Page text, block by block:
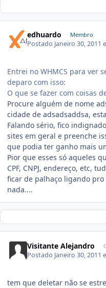
edhuardo Membro
Postado Janeiro 30, 2011
Entrei no WHMCS para ver
deparo com isso:
O que se fazer com coisas
Procure alguém de nome
cidade de adsadsaddsa,
Falando sério, fico
sites em geral e preenche
que podia ter ganho mais
Pior que esses só aqueles
CPF, CNPJ, endereço, etc,
ficar de palhaço ligando
nada....
Visitante Alejandro
Postado Janeiro 30, 2011
tem que deletar não se